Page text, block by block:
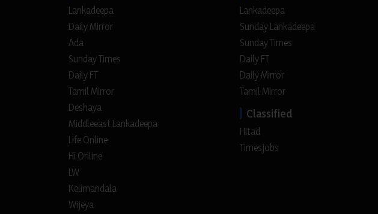
Lankadeepa
Daily Mirror
Ada
Sunday Times
Daily FT
Tamil Mirror
Deshaya
Middleeast Lankadeepa
Life Online
Hi Online
LW
Kelimandala
Wijeya
Lankadeepa
Sunday Lankadeepa
Sunday Times
Daily FT
Daily Mirror
Tamil Mirror
Classified
Hitad
Timesjobs